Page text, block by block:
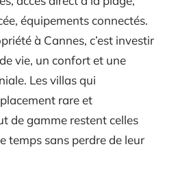
équipements connectés.
à Cannes, c’est investir
vie, un confort et une
Les villas qui
rare et
de gamme restent celles
temps sans perdre de leur